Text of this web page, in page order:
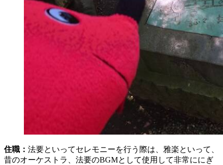
住職： 法要といってセレモニーを行う際は、雅楽といって、
昔のオーケストラ、法要のBGMとして使用して非常ににぎ